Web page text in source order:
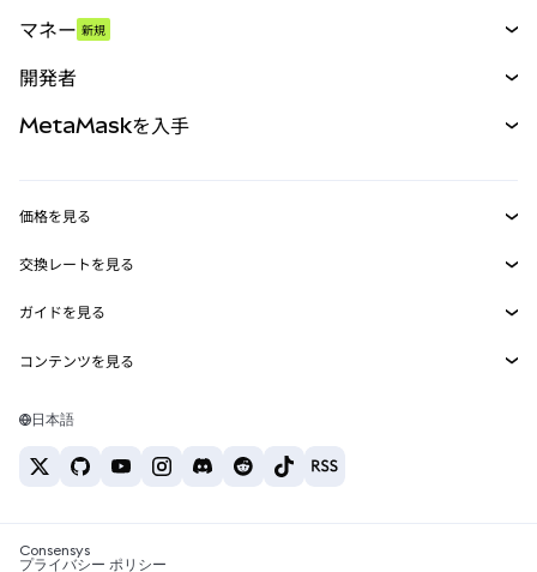
パーペチュアル
RWA
マネー 新規
開発者
MetaMask Connect
Snaps
Web3サービス
MetaMaskを入手
セキュリティ
サポート
キャリア
お問い合わせ
価格を見る
イーサリアムの価格
Solanaの価格
Tetherの価格
交換レートを見る
ETH→USD
USDT→INR
BTC→INR
ETH→USDT
ガイドを見る
ETHの購入
USDTの購入
SHIBの購入
コンテンツを見る
Solanaウォレット
税制関連ニュース
日本語
Consensys
プライバシー ポリシー